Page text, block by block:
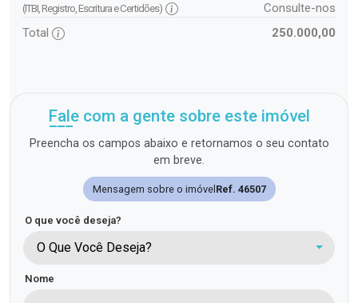
(ITBI, Registro, Escritura e Certidões)
Consulte-nos
Total
250.000,00
Fale com a gente sobre este imóvel
Preencha os campos abaixo e retornamos o seu contato
em breve.
Mensagem sobre o imóvel Ref. 46507
O que você deseja?
O Que Você Deseja?
Nome